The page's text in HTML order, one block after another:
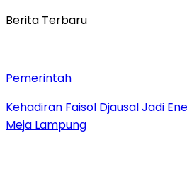
Berita Terbaru
Pemerintah
Kehadiran Faisol Djausal Jadi
Meja Lampung